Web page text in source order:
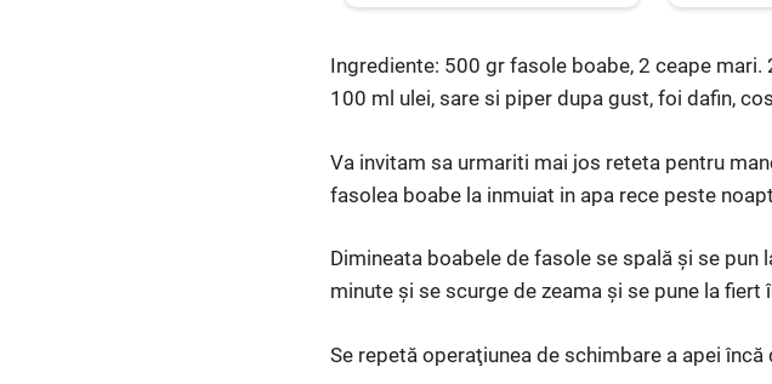
Ingrediente: 500 gr fasole boabe, 2 ceape
100 ml ulei, sare si piper dupa gust, foi dafin,
Va invitam sa urmariti mai jos reteta pentru
fasolea boabe la inmuiat in apa rece peste
Dimineata boabele de fasole se spală şi se pun
minute şi se scurge de zeama şi se pune la fiert
Se repetă operaţiunea de schimbare a apei încă